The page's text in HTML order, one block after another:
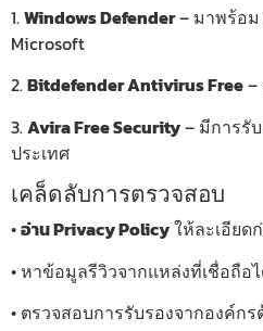
1.Windows Defender– มาพร้อม
Microsoft
2.Bitdefender Antivirus Free–
3.Avira Free Security– มีการรั
ประเทศ
เคล็ดลับการตรวจสอบ
•อ่าน Privacy Policyให้ละเอียด
• หาข้อมูลรีวิวจากแหล่งที่เชื่อถือ
• ตรวจสอบการรับรองจากองค์ก